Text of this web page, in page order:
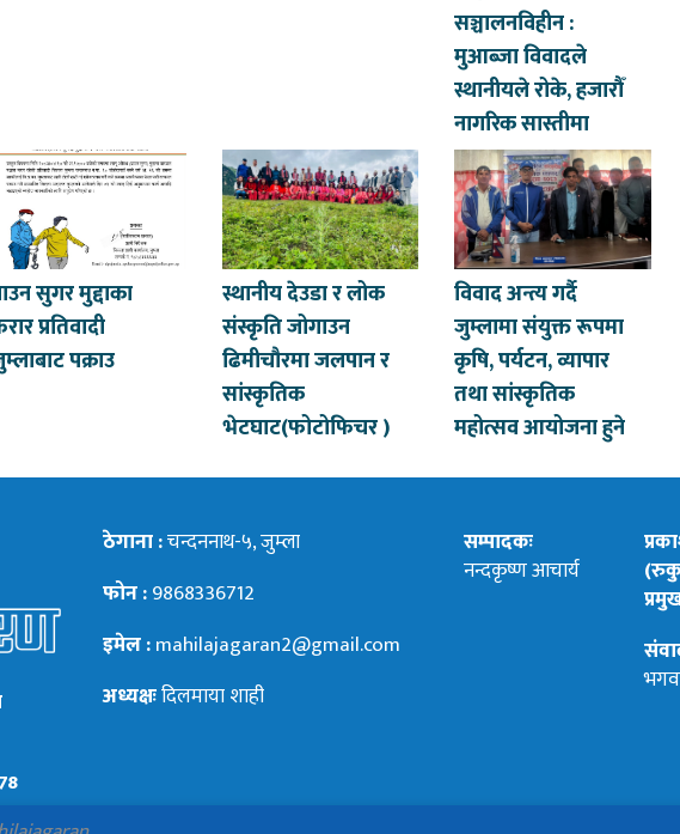
सञ्चालनविहीन :
मुआब्जा विवादले
स्थानीयले रोके, हजारौँ
नागरिक सास्तीमा
सुगर मुद्दाका
प्रतिवादी
पक्राउ
स्थानीय देउडा र लोक
संस्कृति जोगाउन
ढिमीचौरमा जलपान र
सांस्कृतिक
भेटघाट(फोटोफिचर )
विवाद अन्त्य गर्दै
जुम्लामा संयुक्त रूपमा
कृषि, पर्यटन, व्यापार
तथा सांस्कृतिक
महोत्सव आयोजना हुने
ठेगाना :चन्दननाथ-५, जुम्ला
फोन :9868336712
इमेल :mahilajagaran2@gmail.com
अध्यक्षःदिलमाया शाही
सम्पादकः
नन्दकृष्ण आचार्य